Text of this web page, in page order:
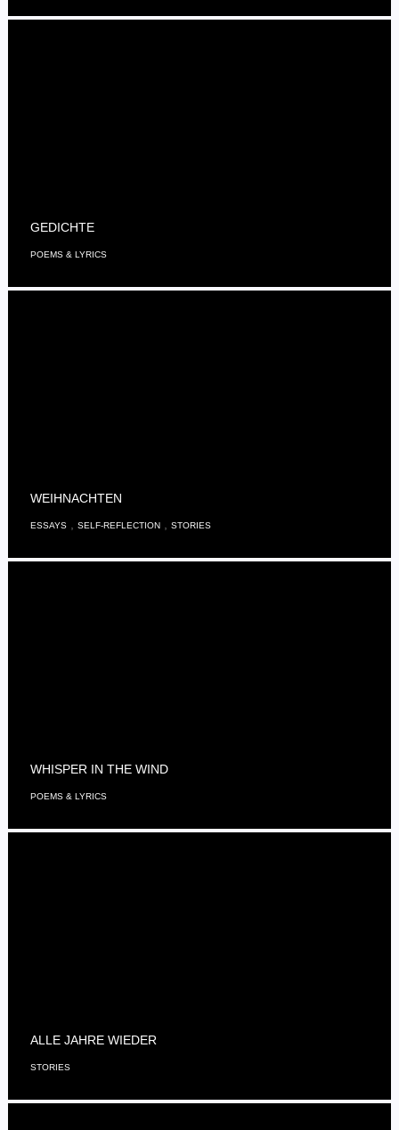
GEDICHTE
POEMS & LYRICS
WEIHNACHTEN
ESSAYS ,SELF-REFLECTION ,STORIES
WHISPER IN THE WIND
POEMS & LYRICS
ALLE JAHRE WIEDER
STORIES